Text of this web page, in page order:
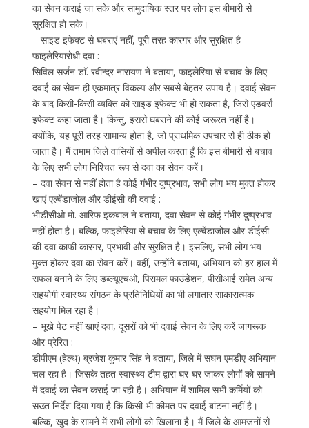
का सेवन कराई जा सके और सामुदायिक स्तर पर लोग इस बीमारी से
सुरक्षित हो सके।
– साइड इफेक्ट से घबराएं नहीं, पूरी तरह कारगर और सुरक्षित है
फाइलेरियारोधी दवा :
सिविल सर्जन डाॅ. रवीन्द्र नारायण ने बताया, फाइलेरिया से बचाव के लिए
दवाई का सेवन ही एकमात्र विकल्प और सबसे बेहतर उपाय है। दवाई सेवन
के बाद किसी-किसी व्यक्ति को साइड इफेक्ट भी हो सकता है, जिसे एडवर्स
इफेक्ट कहा जाता है। किन्तु, इससे घबराने की कोई जरूरत नहीं है।
क्योंकि, यह पूरी तरह सामान्य होता है, जो प्राथमिक उपचार से ही ठीक हो
जाता है। मैं तमाम जिले वासियों से अपील करता हूँ कि इस बीमारी से बचाव
के लिए सभी लोग निश्चित रूप से दवा का सेवन करें।
– दवा सेवन से नहीं होता है कोई गंभीर दुष्प्रभाव, सभी लोग भय मुक्त होकर
खाएं एल्बेंडाजोल और डीईसी की दवाई :
भीडीसीओ मो. आरिफ इकबाल ने बताया, दवा सेवन से कोई गंभीर दुष्प्रभाव
नहीं होता है। बल्कि, फाइलेरिया से बचाव के लिए एल्बेंडाजोल और डीईसी
की दवा काफी कारगर, प्रभावी और सुरक्षित है। इसलिए, सभी लोग भय
मुक्त होकर दवा का सेवन करें। वहीं, उन्होंने बताया, अभियान को हर हाल में
सफल बनाने के लिए डब्ल्यूएचओ, पिरामल फाउंडेशन, पीसीआई समेत अन्य
सहयोगी स्वास्थ्य संगठन के प्रतिनिधियों का भी लगातार साकारात्मक
सहयोग मिल रहा है।
– भूखे पेट नहीं खाएं दवा, दूसरों को भी दवाई सेवन के लिए करें जागरूक
और प्रेरित :
डीपीएम (हेल्थ) ब्रजेश कुमार सिंह ने बताया, जिले में सघन एमडीए अभियान
चल रहा है। जिसके तहत स्वास्थ्य टीम द्वारा घर-घर जाकर लोगों को सामने
में दवाई का सेवन कराई जा रही है। अभियान में शामिल सभी कर्मियों को
सख्त निर्देश दिया गया है कि किसी भी कीमत पर दवाई बांटना नहीं है।
बल्कि, खुद के सामने में सभी लोगों को खिलाना है। मैं जिले के आमजनों से